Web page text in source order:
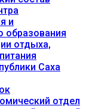
и
образования
отдыха,
Саха
отдел